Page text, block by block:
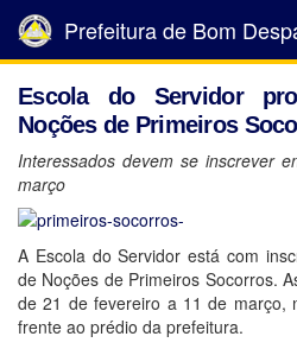
Prefeitura de Bom
Escola do Servidor
Noções de Primeiros
Interessados devem se inscrever
março
A Escola do Servidor está com
de Noções de Primeiros Socorros.
de 21 de fevereiro a 11 de março,
frente ao prédio da prefeitura.